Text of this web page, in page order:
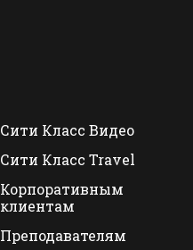
Сити Класс Видео
Сити Класс Travel
Корпоративным
клиентам
Преподавателям